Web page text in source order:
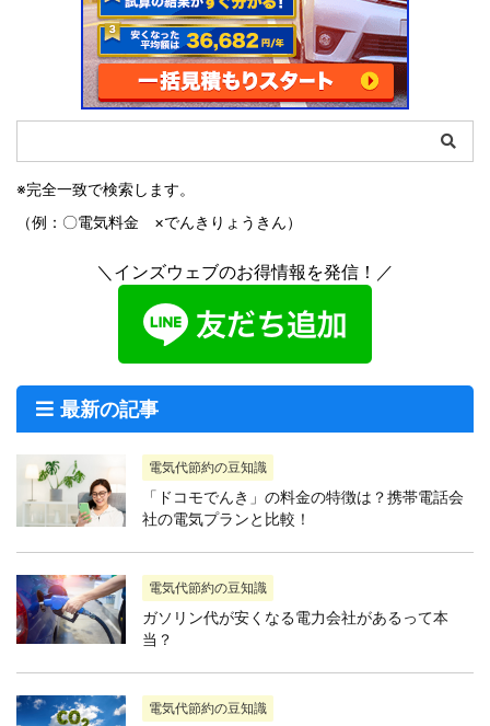
※完全一致で検索します。
（例：〇電気料金 ×でんきりょうきん）
＼インズウェブのお得情報を発信！／
最新の記事
電気代節約の豆知識
「ドコモでんき」の料金の特徴は？携帯電話会
社の電気プランと比較！
電気代節約の豆知識
ガソリン代が安くなる電力会社があるって本
当？
電気代節約の豆知識